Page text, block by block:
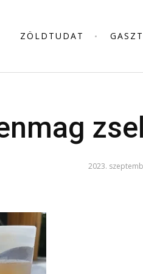
ZÖLDTUDAT
2023.